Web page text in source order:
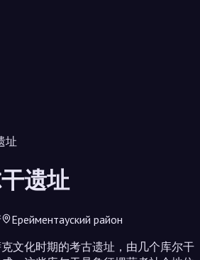
址
遗址
Ерейментауский район
文化时期的考古遗址，由几个库尔干